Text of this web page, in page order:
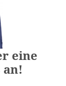
eine
an!